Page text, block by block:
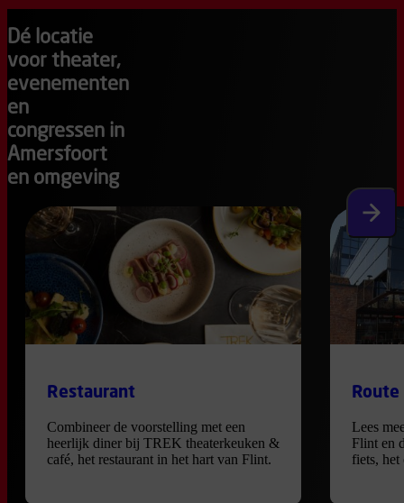
Dé locatie
voor theater,
evenementen
en
congressen in
Amersfoort
en omgeving
Restaurant
Combineer de voorstelling met een
heerlijk diner bij TREK theaterkeuken &
café, het restaurant in het hart van Flint.
Lees
Flint en
fiets, het